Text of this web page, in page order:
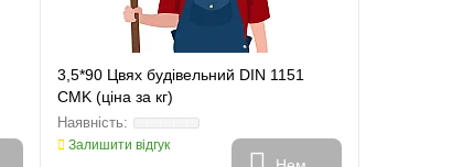
3,5*90 Цвях будiвельний DIN 1151
CMK (ціна за кг)
Залишити відгук